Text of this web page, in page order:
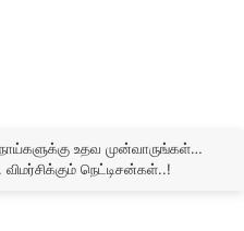
உதவ முன்வாருங்கள்…
நெட்டிசன்கள்..!